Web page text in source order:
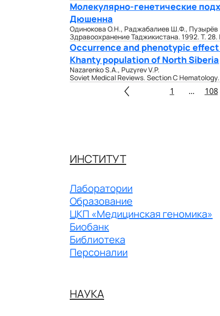
Молекулярно-генетические
Дюшенна
Одинокова О.Н., Раджабалиев Ш.Ф., Пузырёв
Здравоохранение Таджикистана. 1992. Т.
Occurrence and phenotypic
Khanty population of North Siberia
Nazarenko S.A., Puzyrev V.P.
Soviet Medical Reviews. Section C
1 ... 108
ИНСТИТУТ
Лаборатории
Образование
ЦКП «Медицинская геномика»
Биобанк
Библиотека
Персоналии
НАУКА